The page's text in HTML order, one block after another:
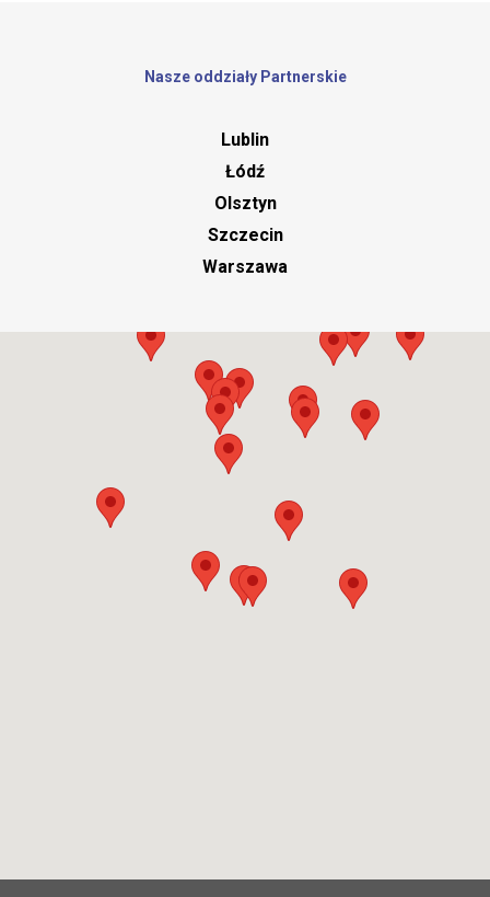
Nasze oddziały Partnerskie
Lublin
Łódź
Olsztyn
Szczecin
Warszawa